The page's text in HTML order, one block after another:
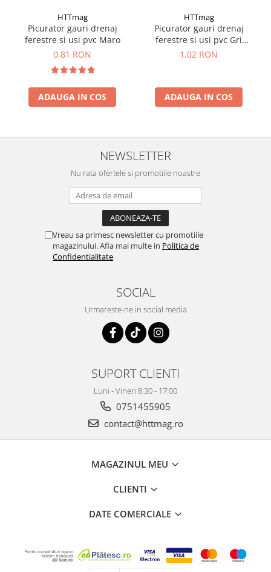
HTTmag
Picurator gauri drenaj
ferestre si usi pvc Maro
0,81 RON
ADAUGA IN COS
HTTmag
Picurator gauri drenaj
ferestre si usi pvc Gri
Antracit
1,02 RON
ADAUGA IN COS
NEWSLETTER
Nu rata ofertele si promotiile noastre
Vreau sa primesc newsletter cu promotiile
magazinului. Afla mai multe in Politica de
Confidentialitate
SOCIAL
Urmareste-ne in social media
SUPORT CLIENTI
Luni - Vineri 8:30 - 17:00
0751455905
contact@httmag.ro
MAGAZINUL MEU
CLIENTI
DATE COMERCIALE